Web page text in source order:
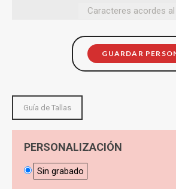
Caracteres acordes
GUARDAR
Guía de Tallas
PERSONALIZACIÓN
Sin grabado